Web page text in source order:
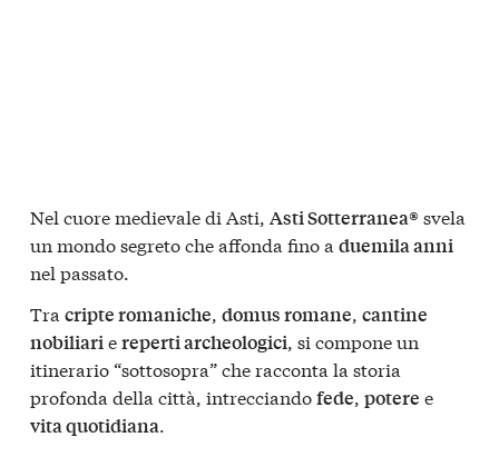
Nel cuore medievale di Asti, Asti Sotterranea® svela
un mondo segreto che affonda fino a duemila anni
nel passato.
Tra cripte romaniche, domus romane, cantine
nobiliariereperti archeologici, si compone un
itinerario “sottosopra” che racconta la storia
profonda della città, intrecciandofede, potere e
vita quotidiana.